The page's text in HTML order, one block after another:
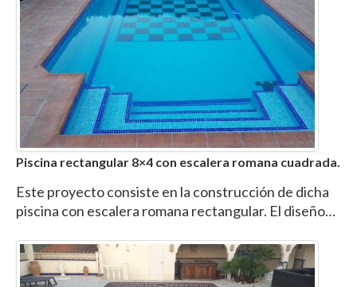
Piscina rectangular 8×4 con escalera romana cuadrada.
Este proyecto consiste en la construcción de dicha
piscina con escalera romana rectangular. El diseño…